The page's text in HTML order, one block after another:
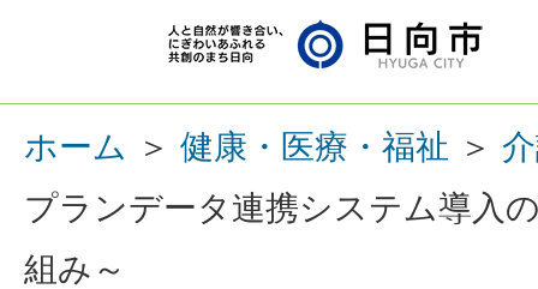
ホーム ＞ 健康・医療・福祉 ＞
プランデータ連携システム導入
組み～